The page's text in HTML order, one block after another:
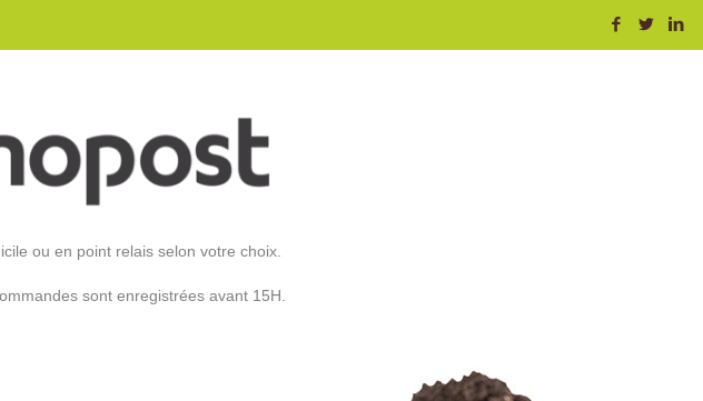
ou en point relais selon votre choix.
sont enregistrées avant 15H.